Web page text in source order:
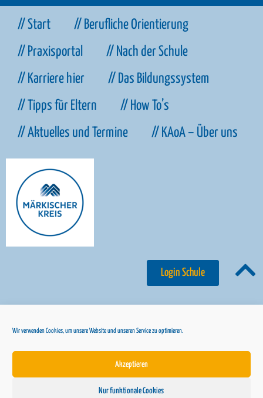
Wir verwenden Cookies, um unsere Website und unseren Service zu optimieren.
Akzeptieren
Nur funktionale Cookies
// Start
// Berufliche Orientierung
// Praxisportal
// Nach der Schule
// Karriere hier
// Das Bildungssystem
// Tipps für Eltern
// How To’s
© 2024 Märkischer Kreis
// Cookie-Richtlinie // Datenschutz